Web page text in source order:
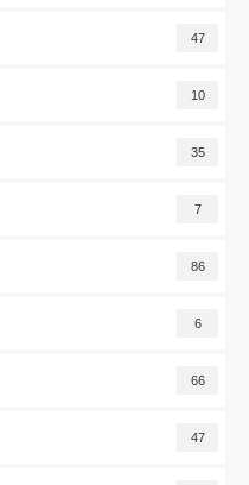
47
10
35
7
86
6
66
47